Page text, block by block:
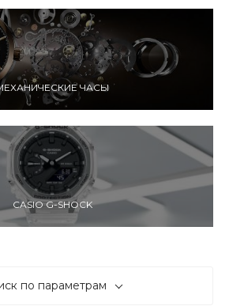
ЧАСЫ
CASIO G-SHOCK
по параметрам